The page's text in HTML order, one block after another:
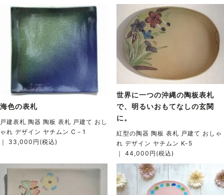
海色の表札
戸建表札 陶器 陶板 表札 戸建て おし
ゃれ デザイン ヤチムン C－1
｜ 33,000円(税込)
世界に一つの沖縄の陶板表札
で、明るいおもてなしの玄関
に。
紅型の陶器 陶板 表札 戸建て おしゃ
れ デザイン ヤチムン K-5
｜ 44,000円(税込)